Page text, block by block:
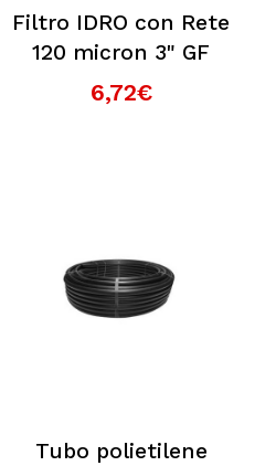
Filtro IDRO con Rete
120 micron 3" GF
6,72€
Tubo polietilene